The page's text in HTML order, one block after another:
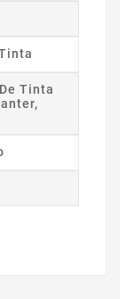
Tinta